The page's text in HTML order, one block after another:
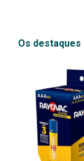
Os destaques